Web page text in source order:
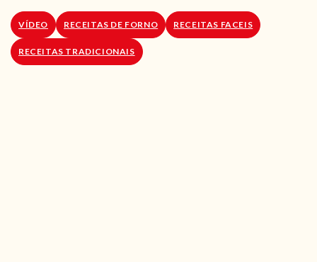
LOJA ONLINE
VÍDEO RECEITAS DE FORNO RECEITAS FACEIS
RECEITAS TRADICIONAIS